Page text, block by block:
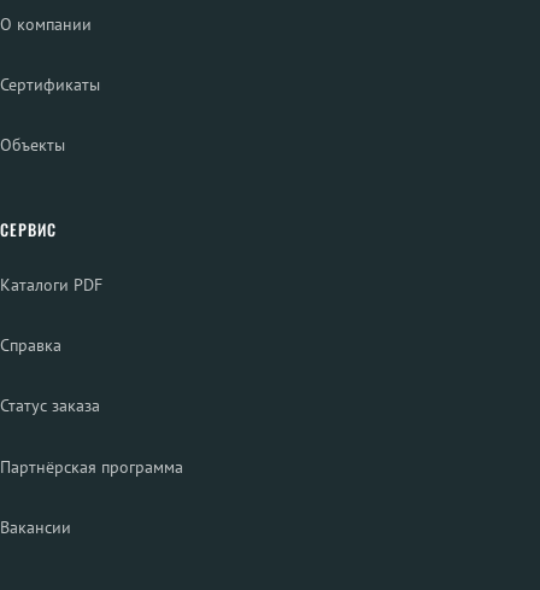
О компании
Сертификаты
Объекты
СЕРВИС
Каталоги PDF
Справка
Статус заказа
Партнёрская программа
Вакансии